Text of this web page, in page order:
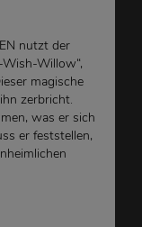
nutzt der
Willow“,
magische
zerbricht.
was er sich
er feststellen,